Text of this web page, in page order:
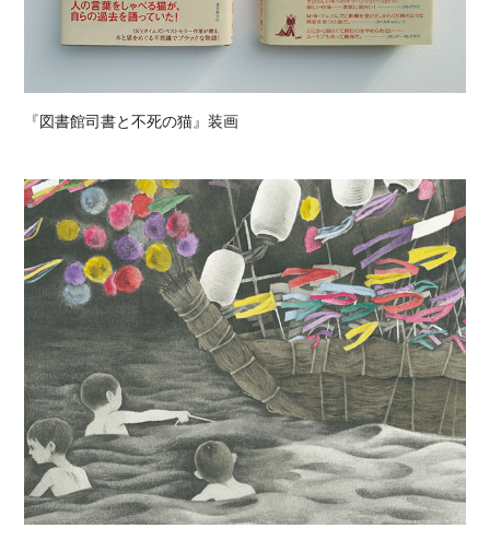
『図書館司書と不死の猫』装画